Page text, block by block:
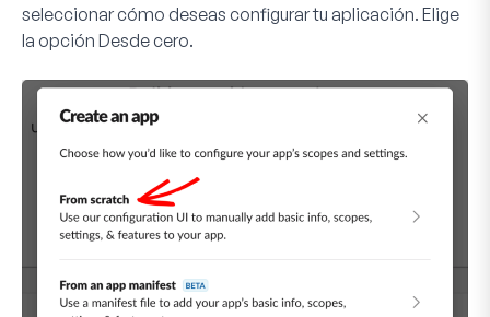
seleccionar cómo deseas configurar tu aplicación. Elige
la opción Desde cero.